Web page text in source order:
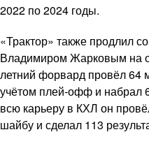
2022 по 2024 годы.
«Трактор» также продлил
Владимиром Жарковым на
летний форвард провёл 64
учётом плей-офф и набрал
всю карьеру в КХЛ он
шайбу и сделал 113